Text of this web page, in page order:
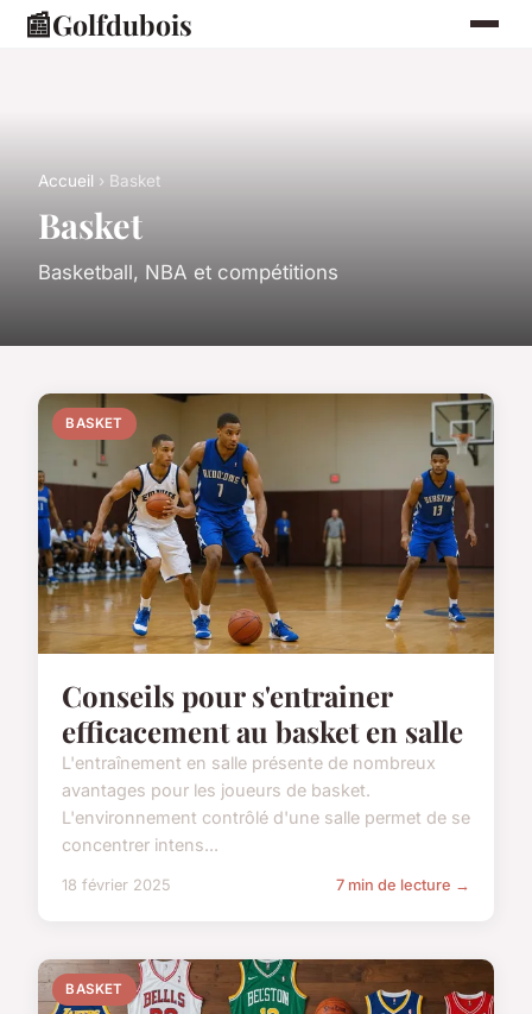
📰Golfdubois
Accueil › Basket
Basket
Basketball, NBA et compétitions
BASKET
Conseils pour s'entrainer
efficacement au basket en salle
L'entraînement en salle présente de nombreux
avantages pour les joueurs de basket.
L'environnement contrôlé d'une salle permet de se
concentrer intens...
18 février 2025 7 min de lecture →
BASKET